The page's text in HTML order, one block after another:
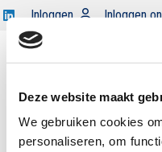
Deze website maakt
We gebruiken cookies
personaliseren, om
Open
Swocc
Inloggen Inloggen
| Search results for 'CMA'